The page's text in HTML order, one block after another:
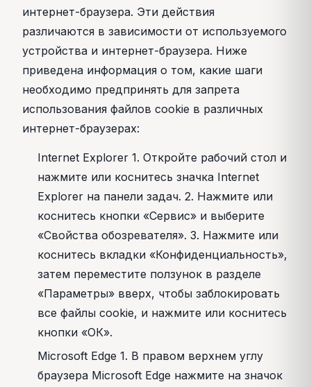
интернет-браузера. Эти действия
различаются в зависимости от используемого
устройства и интернет-браузера. Ниже
приведена информация о том, какие шаги
необходимо предпринять для запрета
использования файлов cookie в различных
интернет-браузерах:
Internet Explorer 1. Откройте рабочий стол и
нажмите или коснитесь значка Internet
Explorer на панели задач. 2. Нажмите или
коснитесь кнопки «Сервис» и выберите
«Свойства обозревателя». 3. Нажмите или
коснитесь вкладки «Конфиденциальность»,
затем переместите ползунок в разделе
«Параметры» вверх, чтобы заблокировать
все файлы cookie, и нажмите или коснитесь
кнопки «ОК».
Microsoft Edge 1. В правом верхнем углу
браузера Microsoft Edge нажмите на значок